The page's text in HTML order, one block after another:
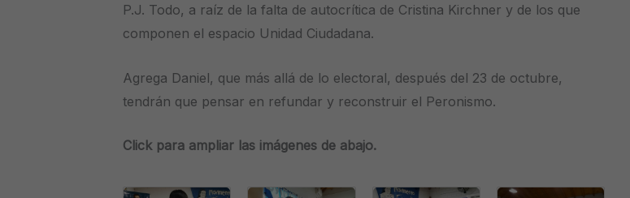
P.J. Todo, a raíz de la falta de autocrítica de Cristina Kirchner y de los que
componen el espacio Unidad Ciudadana.
Agrega Daniel, que más allá de lo electoral, después del 23 de octubre,
tendrán que pensar en refundar y reconstruir el Peronismo.
Click para ampliar las imágenes de abajo.